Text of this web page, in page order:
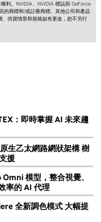
利。NVIDIA、NVIDIA 標誌與 GeForce
的商標和/或註冊商標。其他公司和產品
供貨情形和規格如有更改，恕不另行
：即時掌握 AI 未來趨
生乙太網路網狀架構 樹
援
模型，整合視覺、
率的 AI 代理
全新調色模式 大幅提